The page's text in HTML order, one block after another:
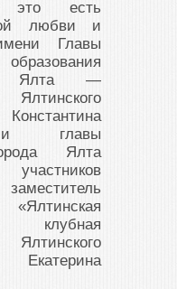
это есть
любви и
Главы
Ялта —
и главы
Ялта
клубная
Ялтинского
Екатерина